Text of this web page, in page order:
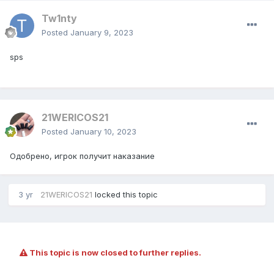
Tw1nty
Posted January 9, 2023
sps
21WERICOS21
Posted January 10, 2023
Одобрено, игрок получит наказание
3 yr 21WERICOS21 locked this topic
This topic is now closed to further replies.